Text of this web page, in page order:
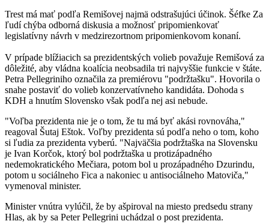
Trest má mať podľa Remišovej najmä odstrašujúci účinok. Šéfke Za
ľudí chýba odborná diskusia a možnosť pripomienkovať
legislatívny návrh v medzirezortnom pripomienkovom konaní.
V prípade blížiacich sa prezidentských volieb považuje Remišová za
dôležité, aby vládna koalícia neobsadila tri najvyššie funkcie v štáte.
Petra Pellegriniho označila za premiérovu "podržtašku". Hovorila o
snahe postaviť do volieb konzervatívneho kandidáta. Dohoda s
KDH a hnutím Slovensko však podľa nej asi nebude.
"Voľba prezidenta nie je o tom, že tu má byť akási rovnováha,"
reagoval Šutaj Eštok. Voľby prezidenta sú podľa neho o tom, koho
si ľudia za prezidenta vyberú. "Najväčšia podržtaška na Slovensku
je Ivan Korčok, ktorý bol podržtaška u protizápadného
nedemokratického Mečiara, potom bol u prozápadného Dzurindu,
potom u sociálneho Fica a nakoniec u antisociálneho Matoviča,"
vymenoval minister.
Minister vnútra vylúčil, že by ašpiroval na miesto predsedu strany
Hlas, ak by sa Peter Pellegrini uchádzal o post prezidenta.